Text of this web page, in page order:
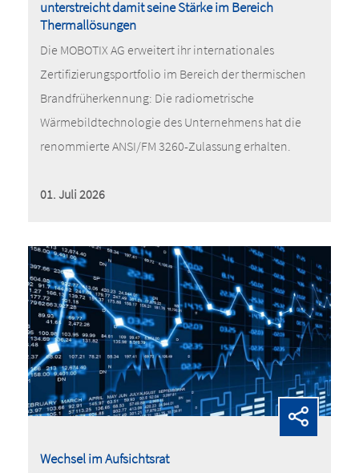
unterstreicht damit seine Stärke im Bereich
Thermallösungen
Die MOBOTIX AG erweitert ihr internationales
Zertifizierungsportfolio im Bereich der thermischen
Brandfrüherkennung: Die radiometrische
Wärmebildtechnologie des Unternehmens hat die
renommierte ANSI/FM 3260-Zulassung erhalten.
01. Juli 2026
Wechsel im Aufsichtsrat